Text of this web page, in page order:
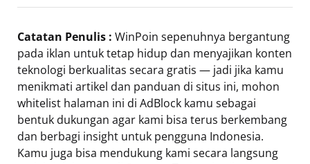
Catatan Penulis : WinPoin sepenuhnya bergantung
pada iklan untuk tetap hidup dan menyajikan konten
teknologi berkualitas secara gratis — jadi jika kamu
menikmati artikel dan panduan di situs ini, mohon
whitelist halaman ini di AdBlock kamu sebagai
bentuk dukungan agar kami bisa terus berkembang
dan berbagi insight untuk pengguna Indonesia.
Kamu juga bisa mendukung kami secara langsung